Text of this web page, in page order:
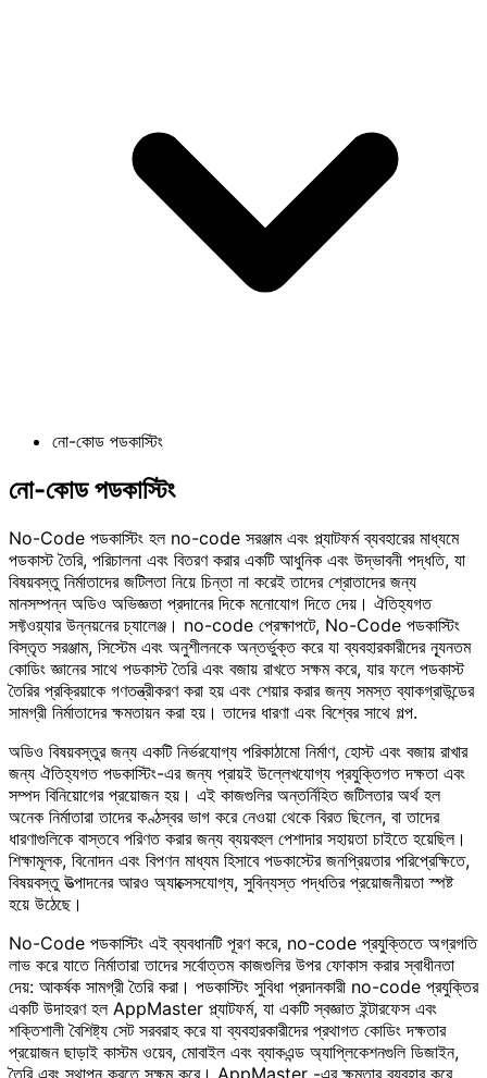
নো-কোড পডকাস্টিং
নো-কোড পডকাস্টিং
No-Code পডকাস্টিং হল no-code সরঞ্জাম এবং প্ল্যাটফর্ম ব্যবহারের মাধ্যমে
পডকাস্ট তৈরি, পরিচালনা এবং বিতরণ করার একটি আধুনিক এবং উদ্ভাবনী পদ্ধতি, যা
বিষয়বস্তু নির্মাতাদের জটিলতা নিয়ে চিন্তা না করেই তাদের শ্রোতাদের জন্য
মানসম্পন্ন অডিও অভিজ্ঞতা প্রদানের দিকে মনোযোগ দিতে দেয়। ঐতিহ্যগত
সফ্টওয়্যার উন্নয়নের চ্যালেঞ্জ। no-code প্রেক্ষাপটে, No-Code পডকাস্টিং
বিস্তৃত সরঞ্জাম, সিস্টেম এবং অনুশীলনকে অন্তর্ভুক্ত করে যা ব্যবহারকারীদের ন্যূনতম
কোডিং জ্ঞানের সাথে পডকাস্ট তৈরি এবং বজায় রাখতে সক্ষম করে, যার ফলে পডকাস্ট
তৈরির প্রক্রিয়াকে গণতন্ত্রীকরণ করা হয় এবং শেয়ার করার জন্য সমস্ত ব্যাকগ্রাউন্ডের
সামগ্রী নির্মাতাদের ক্ষমতায়ন করা হয়। তাদের ধারণা এবং বিশ্বের সাথে গল্প.
অডিও বিষয়বস্তুর জন্য একটি নির্ভরযোগ্য পরিকাঠামো নির্মাণ, হোস্ট এবং বজায় রাখার
জন্য ঐতিহ্যগত পডকাস্টিং-এর জন্য প্রায়ই উল্লেখযোগ্য প্রযুক্তিগত দক্ষতা এবং
সম্পদ বিনিয়োগের প্রয়োজন হয়। এই কাজগুলির অন্তর্নিহিত জটিলতার অর্থ হল
অনেক নির্মাতারা তাদের কণ্ঠস্বর ভাগ করে নেওয়া থেকে বিরত ছিলেন, বা তাদের
ধারণাগুলিকে বাস্তবে পরিণত করার জন্য ব্যয়বহুল পেশাদার সহায়তা চাইতে হয়েছিল।
শিক্ষামূলক, বিনোদন এবং বিপণন মাধ্যম হিসাবে পডকাস্টের জনপ্রিয়তার পরিপ্রেক্ষিতে,
বিষয়বস্তু উত্পাদনের আরও অ্যাক্সেসযোগ্য, সুবিন্যস্ত পদ্ধতির প্রয়োজনীয়তা স্পষ্ট
হয়ে উঠেছে।
No-Code পডকাস্টিং এই ব্যবধানটি পূরণ করে, no-code প্রযুক্তিতে অগ্রগতি
লাভ করে যাতে নির্মাতারা তাদের সর্বোত্তম কাজগুলির উপর ফোকাস করার স্বাধীনতা
দেয়: আকর্ষক সামগ্রী তৈরি করা। পডকাস্টিং সুবিধা প্রদানকারী no-code প্রযুক্তির
একটি উদাহরণ হল AppMaster প্ল্যাটফর্ম, যা একটি স্বজ্ঞাত ইন্টারফেস এবং
শক্তিশালী বৈশিষ্ট্য সেট সরবরাহ করে যা ব্যবহারকারীদের প্রথাগত কোডিং দক্ষতার
প্রয়োজন ছাড়াই কাস্টম ওয়েব, মোবাইল এবং ব্যাকএন্ড অ্যাপ্লিকেশনগুলি ডিজাইন,
তৈরি এবং স্থাপন করতে সক্ষম করে। AppMaster -এর ক্ষমতার ব্যবহার করে,